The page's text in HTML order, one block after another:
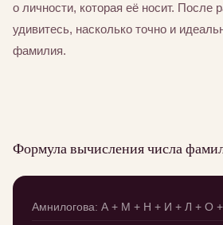
о личности, которая её носит.
удивитесь, насколько точно и
фамилия.
Формула вычисления числа
Амнилогова: А + М + Н + И + Л + О